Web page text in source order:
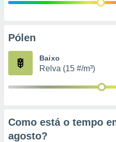
e
de
Pólen
Baixo
Relva (15 #/m³)
Como está o tempo
agosto?